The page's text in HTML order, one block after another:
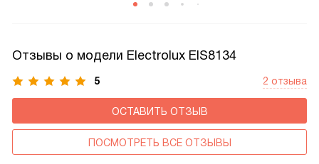
Отзывы о модели Electrolux EIS8134
5 2 отзыва
ОСТАВИТЬ ОТЗЫВ
ПОСМОТРЕТЬ ВСЕ ОТЗЫВЫ